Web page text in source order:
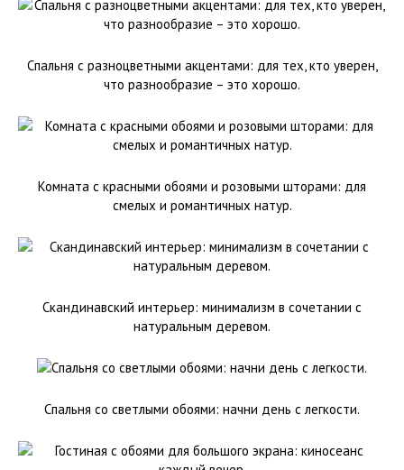
Спальня с разноцветными акцентами: для тех, кто уверен,
что разнообразие – это хорошо.
Комната с красными обоями и розовыми шторами: для
смелых и романтичных натур.
Скандинавский интерьер: минимализм в сочетании с
натуральным деревом.
Спальня со светлыми обоями: начни день с легкости.